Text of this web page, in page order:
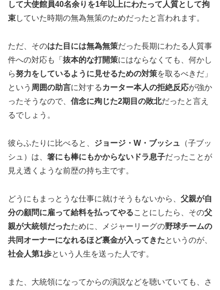
して大使館員40名余りを1年以上にわたって人質として拘
束していた時期の無為無策のためだったと言われます。
ただ、そのはた目には無為無策だった長期にわたる人質事
件への対応も「 抜本的な打開策にはならなくても、何かし
ら努力をしているように見せるための対策を取るべきだ」
という 周囲の助言に対する カーター本人の拒絶反応が強か
ったそうなので、 信念に殉じた2期目の敗北だったと言え
るでしょう。
彼らふたりに比べると、 ジョージ・W・ブッシュ （子ブッ
シュ）は、 箸にも棒にもかからないドラ息子だったことが
見え透くような前歴の持ち主です。
どうにもまっとうな仕事に就けそうもないから、 父親が自
分の顧問に雇って給料を払ってやることにしたら、その父
親が大統領だったために、メジャーリーグの野球チームの
共同オーナーになれるほど裏金が入ってきたというのが、
社会人第1歩という人生を送った人です。
また、大統領になってからの演説などを聴いていても、さ